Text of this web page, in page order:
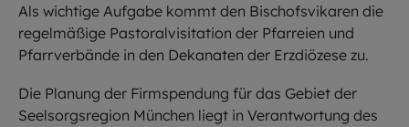
Als wichtige Aufgabe kommt den Bischofsvikaren die
regelmäßige Pastoralvisitation der Pfarreien und
Pfarrverbände in den Dekanaten der Erzdiözese zu.
Die Planung der Firmspendung für das Gebiet der
Seelsorgsregion München liegt in Verantwortung des